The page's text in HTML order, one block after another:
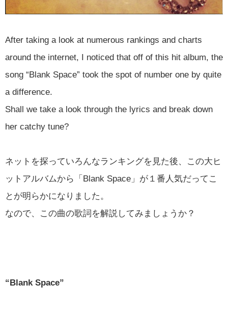
After taking a look at numerous rankings and charts
around the internet, I noticed that off of this hit album, the
song “Blank Space” took the spot of number one by quite
a difference.
Shall we take a look through the lyrics and break down
her catchy tune?
ネットを探っていろんなランキングを見た後、この大ヒ
ットアルバムから「Blank Space」が１番人気だってこ
とが明らかになりました。
なので、この曲の歌詞を解説してみましょうか？
“Blank Space”